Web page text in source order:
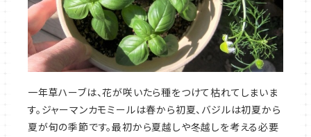
一年草ハーブは、花が咲いたら種をつけて枯れてしまいま
す。ジャーマンカモミールは春から初夏、バジルは初夏から
夏が旬の季節です。最初から夏越しや冬越しを考える必要